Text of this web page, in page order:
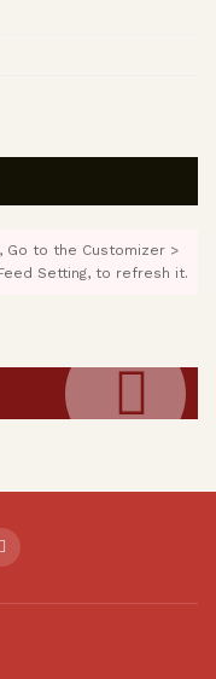
Go to the Customizer >
Setting, to refresh it.